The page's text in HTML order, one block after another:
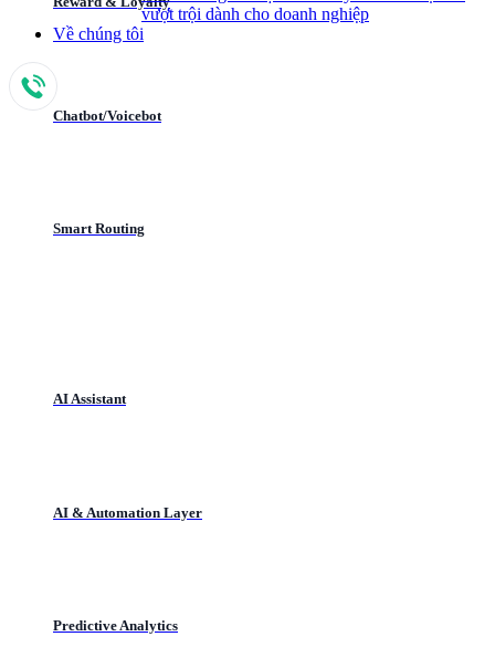
Chatbot/Voicebot
Smart Routing
AI Assistant
AI & Automation Layer
Predictive Analytics
vượt trội dành cho doanh nghiệp
Về chúng tôi